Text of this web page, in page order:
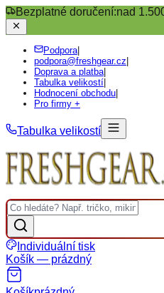
Bezplatné doručení:nad
Podpora|
podpora@freshgear.cz
Doprava a platba|
Tabulka velikostí
Hodnocení obchodu
Pro firmy +
Tabulka velikostí
Individuální tisk
Košík — prázdný